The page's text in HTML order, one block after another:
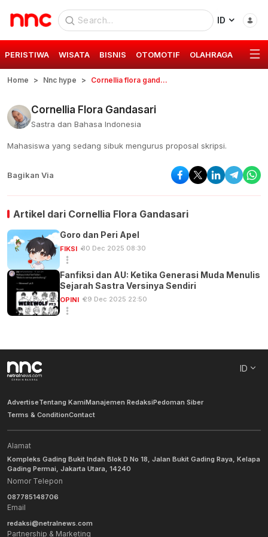
ID
PERISTIWA WISATA BISNIS OTOMOTIF OLAHRAGA GAYA
Home Nnc hype Cornellia flora gandasari
Cornellia Flora Gandasari
Sastra dan Bahasa Indonesia
Mahasiswa yang sedang sibuk mengurus proposal skripsi.
Bagikan Via
Artikel dari Cornellia Flora Gandasari
Goro dan Peri Apel
FIKSI 30 Dec 2025 08:30
Fanfiksi dan AU: Ketika Generasi Muda Menulis
Sejarah Sastra Versinya Sendiri
OPINI 29 Dec 2025 22:50
ID
AdvertiseTentang KamiManajemen RedaksiPedoman Siber
Terms & ConditionContact
Alamat
Kompleks Gading Bukit Indah Blok D No 18, Jalan Bukit Gading Raya, Kelapa
Gading Permai, Jakarta Utara, 14240
Nomor Telepon
087785148706
Email
redaksi@netralnews.com
Partnership & Marketing